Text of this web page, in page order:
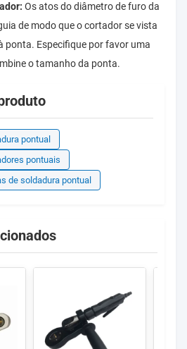
Os atos do diâmetro de furo da
de modo que o cortador se vista
ponta. Especifique por favor uma
o tamanho da ponta.
pontual
pontuais
de soldadura pontual